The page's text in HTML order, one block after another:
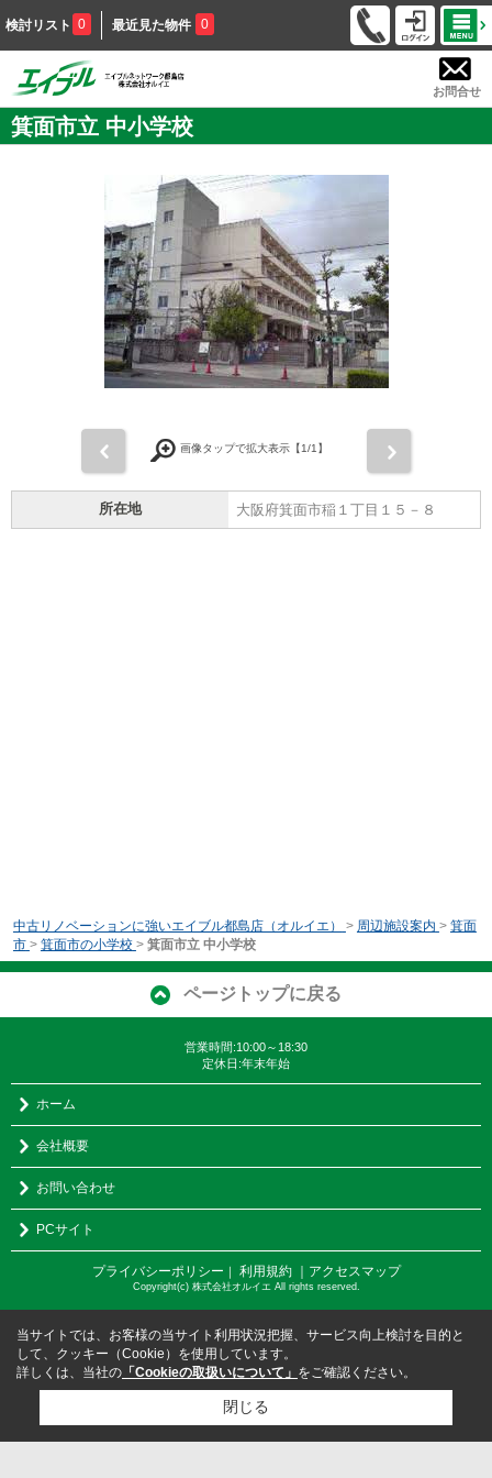
検討リスト 0 最近見た物件 0
お問合せ
箕面市立 中小学校
画像タップで拡大表示【1/1】
所在地 大阪府箕面市稲１丁目１５－８
中古リノベーションに強いエイブル都島店（オルイエ） > 周辺施設案内 > 箕面
市 > 箕面市の小学校 > 箕面市立 中小学校
ページトップに戻る
営業時間:10:00～18:30
定休日:年末年始
ホーム
会社概要
お問い合わせ
PCサイト
プライバシーポリシー ｜ 利用規約 ｜アクセスマップ
Copyright(c) 株式会社オルイエ All rights reserved.
当サイトでは、お客様の当サイト利用状況把握、サービス向上検討を目的と
して、クッキー（Cookie）を使用しています。
詳しくは、当社の 「Cookieの取扱いについて」 をご確認ください。
閉じる